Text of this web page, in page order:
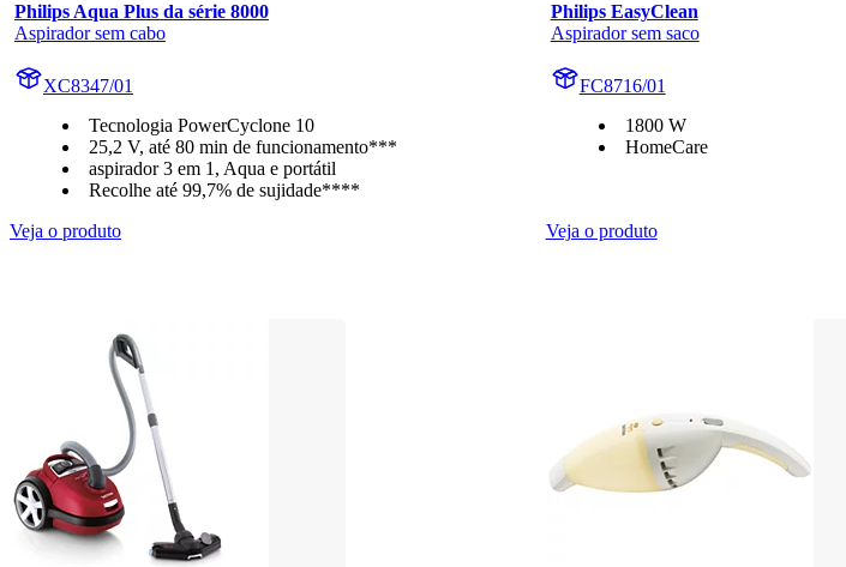
Philips Aqua Plus da série 8000
Aspirador sem cabo
XC8347/01
Tecnologia PowerCyclone 10
25,2 V, até 80 min de funcionamento***
aspirador 3 em 1, Aqua e portátil
Recolhe até 99,7% de sujidade****
Veja o produto
Philips EasyClean
Aspirador sem saco
FC8716/01
1800 W
HomeCare
Veja o produto